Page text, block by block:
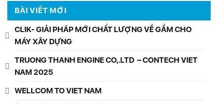
BÀI VIẾT MỚI
CLIK- GIẢI PHÁP MỚI CHẤT LƯỢNG VỀ GẦM CHO
MÁY XÂY DỰNG
TRUONG THANH ENGINE CO,.LTD – CONTECH VIET
NAM 2025
WELLCOM TO VIET NAM